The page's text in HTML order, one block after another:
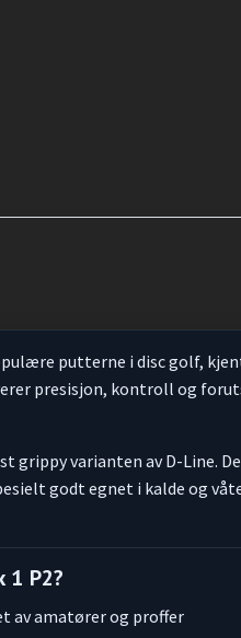
putterne i disc golf,
presisjon, kontroll og
grippy varianten av D-Line.
godt egnet i kalde og
P2?
av amatører og proffer